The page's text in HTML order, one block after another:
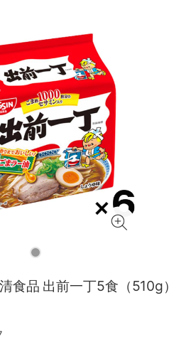
食品 出前一丁5食（510g）